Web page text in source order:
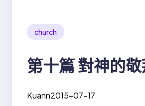
church
第十篇 對神的
Kuann2015-07-17